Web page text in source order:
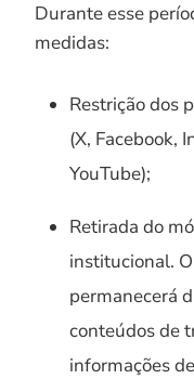
Durante esse
medidas:
Restrição dos
(X, Facebook,
YouTube);
Retirada do
institucional.
permanecerá
conteúdos de
informações